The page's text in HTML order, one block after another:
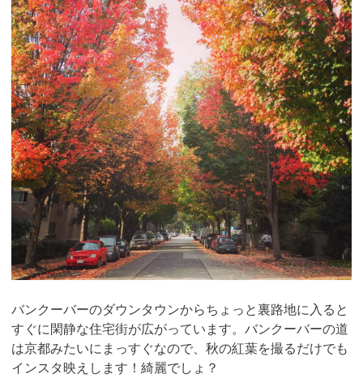
バンクーバーのダウンタウンからちょっと裏路地に入ると
すぐに閑静な住宅街が広がっています。バンクーバーの道
は京都みたいにまっすぐなので、秋の紅葉を撮るだけでも
インスタ映えします！綺麗でしょ？